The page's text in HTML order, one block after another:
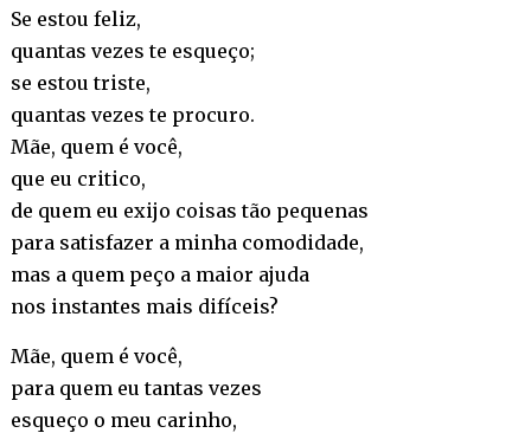
Se estou feliz,
quantas vezes te esqueço;
se estou triste,
quantas vezes te procuro.
Mãe, quem é você,
que eu critico,
de quem eu exijo coisas tão pequenas
para satisfazer a minha comodidade,
mas a quem peço a maior ajuda
nos instantes mais difíceis?
Mãe, quem é você,
para quem eu tantas vezes
esqueço o meu carinho,